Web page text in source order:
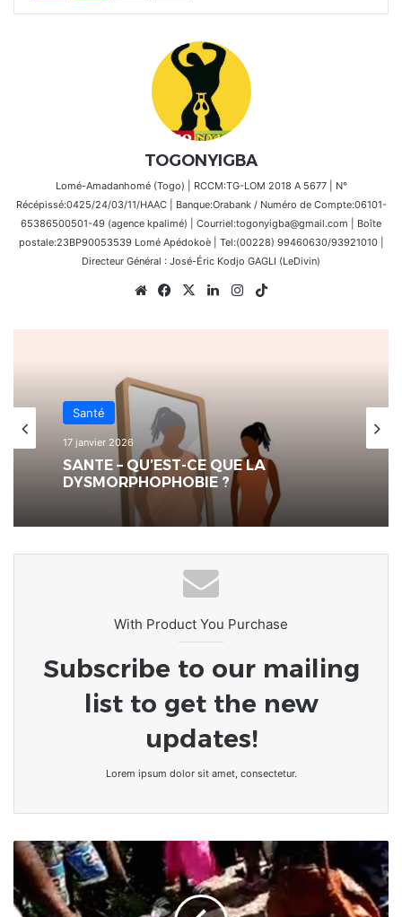
TOGONYIGBA
Lomé-Amadanhomé (Togo) | RCCM:TG-LOM 2018 A 5677 | N°
Récépissé:0425/24/03/11/HAAC | Banque:Orabank / Numéro de Compte:06101-
65386500501-49 (agence kpalimé) | Courriel:togonyigba@gmail.com | Boîte
postale:23BP90053539 Lomé Apédokoè | Tel:(00228) 99460630/93921010 |
Directeur Général : José-Éric Kodjo GAGLI (LeDivin)
WebsiteFacebook
X LinkedinInstagram
Santé
17 janvier 2026
SANTE – QU’EST-CE QUE LA
DYSMORPHOPHOBIE ?
With Product You Purchase
Subscribe to our mailing
list to get the new
updates!
Lorem ipsum dolor sit amet, consectetur.
Tragédie/
Accident
de
circulation